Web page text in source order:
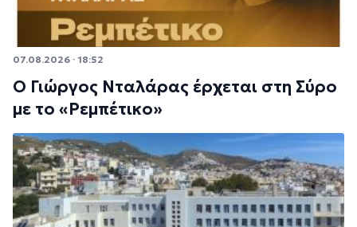
07.08.2026 · 18:52
Ο Γιώργος Νταλάρας έρχεται στη Σύρο
με το «Ρεμπέτικο»